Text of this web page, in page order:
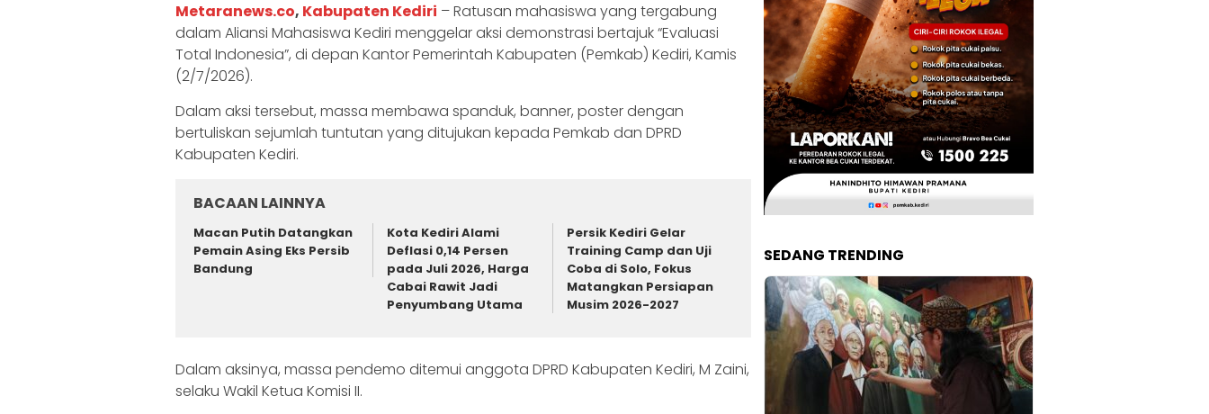
‎Metaranews.co, Kabupaten Kediri – Ratusan mahasiswa yang tergabung
dalam Aliansi Mahasiswa Kediri menggelar aksi demonstrasi bertajuk “Evaluasi
Total Indonesia”, di depan Kantor Pemerintah Kabupaten (Pemkab) Kediri, Kamis
(2/7/2026).
‎‎Dalam aksi tersebut, massa membawa spanduk, banner, poster dengan
bertuliskan sejumlah tuntutan yang ditujukan kepada Pemkab dan DPRD
Kabupaten Kediri.
BACAAN LAINNYA
Macan Putih Datangkan
Pemain Asing Eks Persib
Bandung
Kota Kediri Alami
Deflasi 0,14 Persen
pada Juli 2026, Harga
Cabai Rawit Jadi
Penyumbang Utama
Persik Kediri Gelar
Training Camp dan Uji
Coba di Solo, Fokus
Matangkan Persiapan
Musim 2026-2027
‎‎Dalam aksinya, massa pendemo ditemui anggota DPRD Kabupaten Kediri, M Zaini,
selaku Wakil Ketua Komisi II.
SEDANG TRENDING